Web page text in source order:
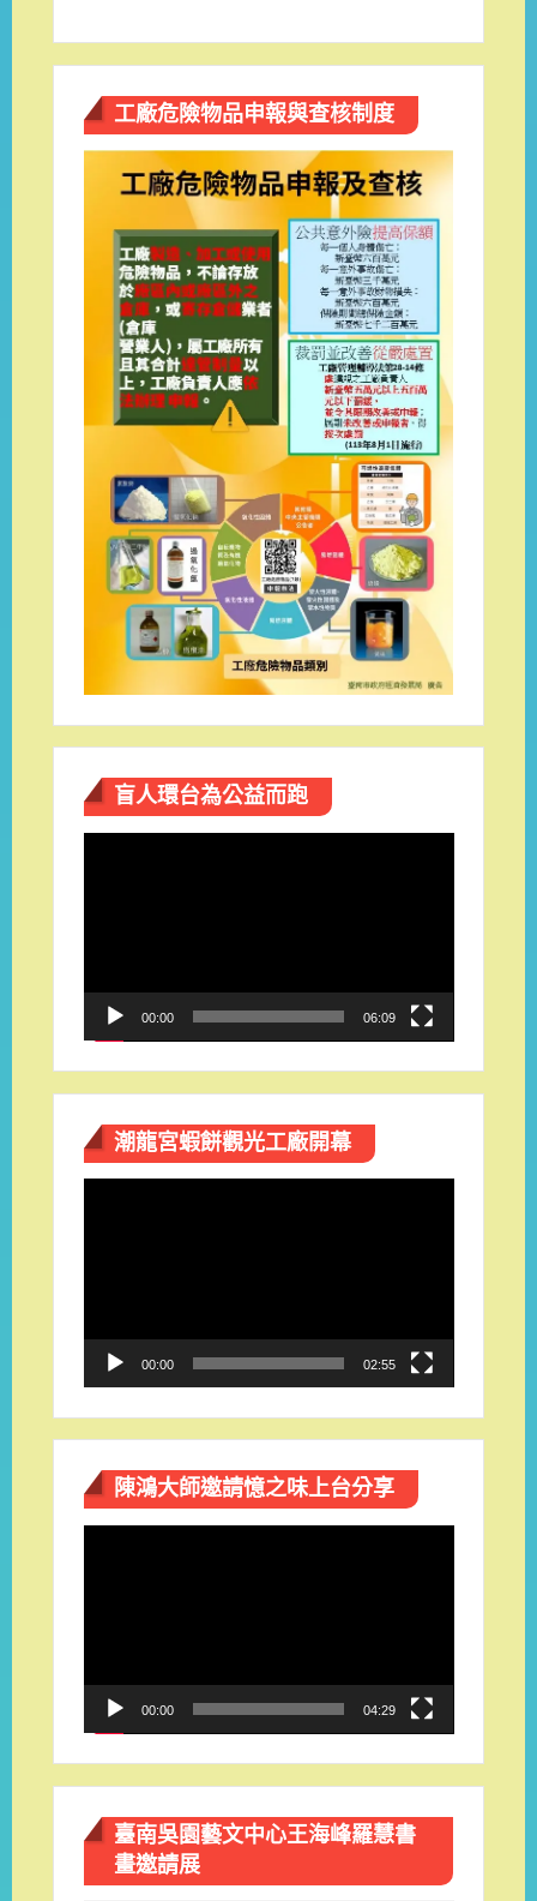
工廠危險物品申報與查核制度
盲人環台​為公益而跑
00:00 06:09
潮龍宮蝦餅觀光工廠開幕
00:00 02:55
陳鴻大師邀請憶之味上台分享
00:00 04:29
臺南吳園藝文中心王海峰羅慧書
畫邀請展